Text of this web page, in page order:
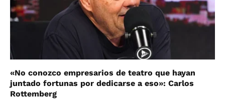
«No conozco empresarios de teatro que hayan
juntado fortunas por dedicarse a eso»: Carlos
Rottemberg